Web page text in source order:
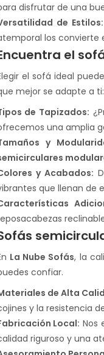
disfrutar de una
de Estilos:
los convierte
el
el sofá ideal
mejor se adapte a ti:
de Tapizados:
una amplia
y
y Acabados:
que llenan de
La Nube Sofás, la
confiar.
de Alta
y la resistencia
Local: Nos
riguroso y una